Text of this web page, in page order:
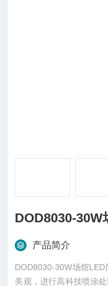
DOD8030-
产品简介
DOD8030-30W场馆
美观，进行高科技喷涂